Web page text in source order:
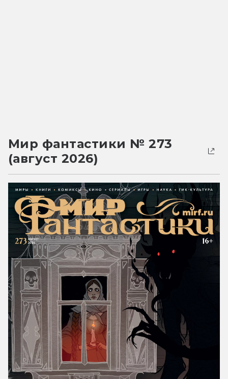
Мир фантастики № 273
(август 2026)